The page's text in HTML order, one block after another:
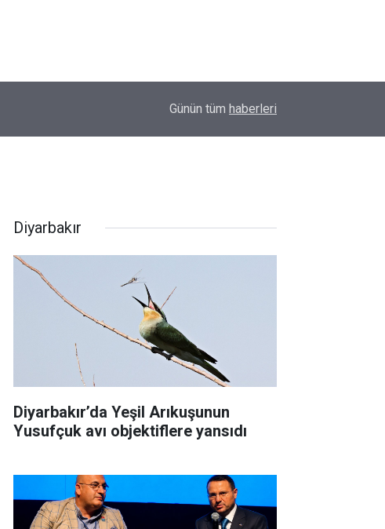
Diyarbakır'da yürek ısıtan anlar: İlk kez doğum
Günün tüm haberleri
Diyarbakır
Diyarbakır’da Yeşil Arıkuşunun
Yusufçuk avı objektiflere yansıdı